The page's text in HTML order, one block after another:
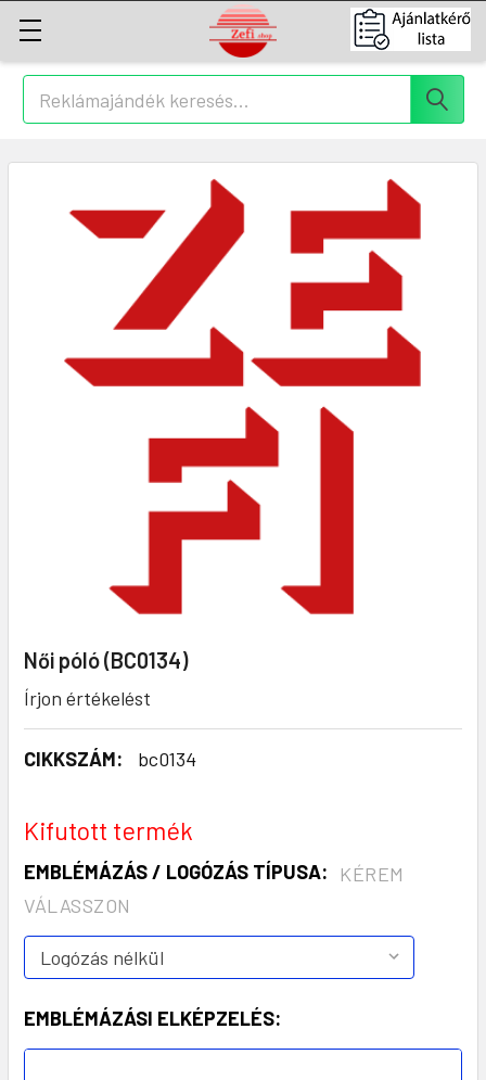
Keresés
Női póló (BC0134)
Írjon értékelést
CIKKSZÁM: bc0134
Kifutott termék
EMBLÉMÁZÁS / LOGÓZÁS TÍPUSA:
KÉREM
VÁLASSZON
EMBLÉMÁZÁSI ELKÉPZELÉS: